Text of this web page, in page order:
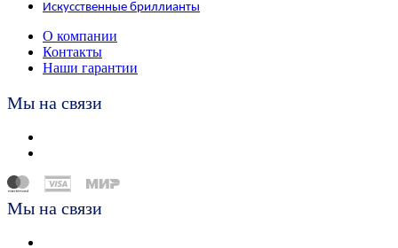
Искусственные бриллианты
О компании
Контакты
Наши гарантии
Мы на связи
Мы на связи